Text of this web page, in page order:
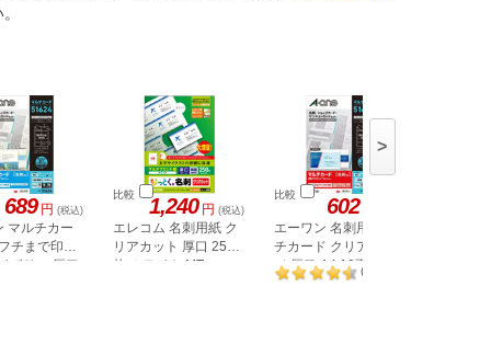
689 円 (税込)
マルチカー
チまで印刷
ボリー 厚口
比較 1,240 円 (税込)
エレコム 名刺用紙 ク
リアカット 厚口 250
枚 ホワイト MT-
比較 602
エーワン 名刺用マル
チカード クリアエッ
ジ 厚口 A4 10面 10枚
51677
(
>